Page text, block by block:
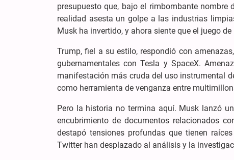
presupuesto que, bajo el rimbombante nombre
realidad asesta un golpe a las industrias
Musk ha invertido, y ahora siente que el juego
Trump, fiel a su estilo, respondió con
gubernamentales con Tesla y SpaceX.
manifestación más cruda del uso instrumental
como herramienta de venganza entre
Pero la historia no termina aquí. Musk lanzó
encubrimiento de documentos relacionados
destapó tensiones profundas que tienen
Twitter han desplazado al análisis y la